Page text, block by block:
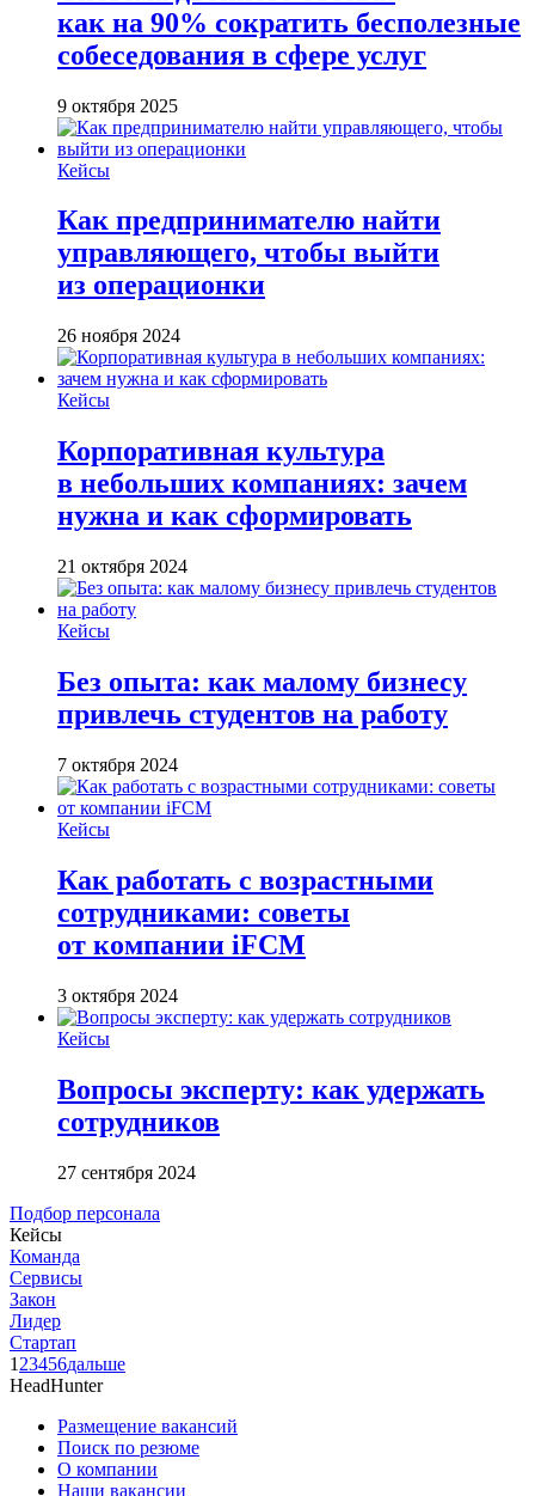
как на 90% сократить бесполезные
собеседования в сфере услуг
9 октября 2025
Кейсы
Как предпринимателю найти
управляющего, чтобы выйти
из операционки
26 ноября 2024
Кейсы
Корпоративная культура
в небольших компаниях: зачем
нужна и как сформировать
21 октября 2024
Кейсы
Без опыта: как малому бизнесу
привлечь студентов на работу
7 октября 2024
Кейсы
Как работать с возрастными
сотрудниками: советы
от компании iFCM
3 октября 2024
Кейсы
Вопросы эксперту: как удержать
сотрудников
27 сентября 2024
Подбор персонала
Кейсы
Команда
Сервисы
Закон
Лидер
Стартап
1 23456дальше
HeadHunter
Размещение вакансий
Поиск по резюме
О компании
Наши вакансии